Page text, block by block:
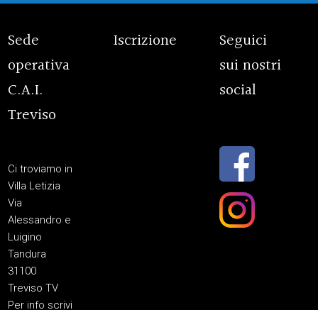
Sede
operativa
C.A.I.
Treviso
Ci troviamo in
Villa Letizia
Via
Alessandro e
Luigino
Tandura
31100
Treviso TV
Per info scrivi
Iscrizione
Seguici
sui nostri
social